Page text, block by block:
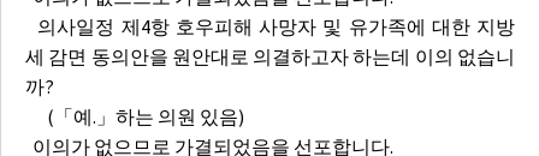
의사일정 제4항 호우피해 사망자 및 유가족에 대한 지방
세 감면 동의안을 원안대로 의결하고자 하는데 이의 없습니
까?
(「예.」하는 의원 있음)
이의가 없으므로 가결되었음을 선포합니다.